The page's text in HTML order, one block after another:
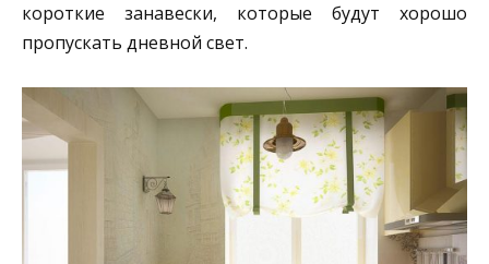
короткие занавески, которые будут хорошо
пропускать дневной свет.